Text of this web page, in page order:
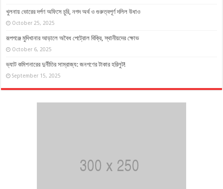
খুলনায় ভোরের দর্পণ অফিসে চুরি, নগদ অর্থ ও গুরুত্বপূর্ণ দলিল উধাও
October 25, 2025
রূপগঞ্জে মুদিখানার আড়ালে অবৈধ পেট্রোল বিক্রি, স্থানীয়দের ক্ষোভ
October 6, 2025
ভ্যাট কমিশনারের দুর্নীতির সাম্রাজ্য: জনগণের টাকার হরিলুট!
September 15, 2025